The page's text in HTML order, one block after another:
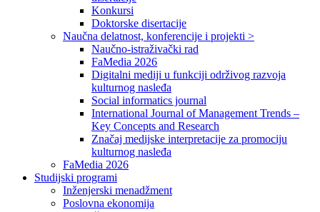
Konkursi
Doktorske disertacije
Naučna delatnost, konferencije i projekti >
Naučno-istraživački rad
FaMedia 2026
Digitalni mediji u funkciji održivog razvoja
kulturnog nasleđa
Social informatics journal
International Journal of Management Trends –
Key Concepts and Research
Značaj medijske interpretacije za promociju
kulturnog nasleđa
FaMedia 2026
Studijski programi
Inženjerski menadžment
Poslovna ekonomija